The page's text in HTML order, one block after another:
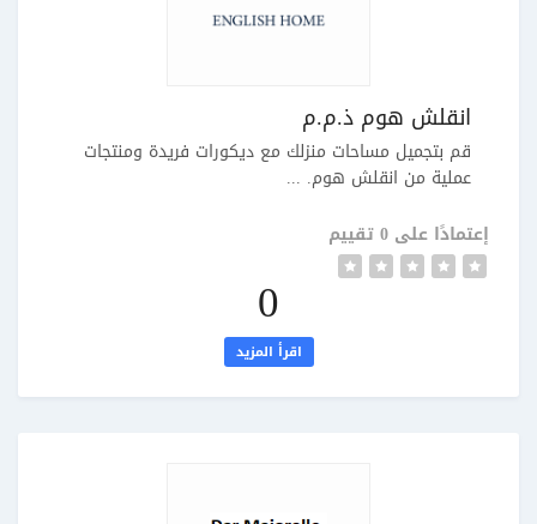
انقلش هوم ذ.م.م
قم بتجميل مساحات منزلك مع ديكورات فريدة ومنتجات
عملية من انقلش هوم. ...
إعتمادًا على 0 تقييم
0
اقرأ المزيد